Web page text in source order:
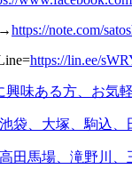
https://note.com/
https://lin.ee/
味ある方、お気
袋、大塚、駒込、
高田馬場、滝野川、